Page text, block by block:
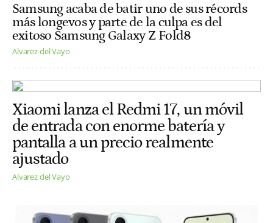
Samsung acaba de batir uno de sus récords
más longevos y parte de la culpa es del
exitoso Samsung Galaxy Z Fold8
Alvarez del Vayo
Xiaomi lanza el Redmi 17, un móvil
de entrada con enorme batería y
pantalla a un precio realmente
ajustado
Alvarez del Vayo